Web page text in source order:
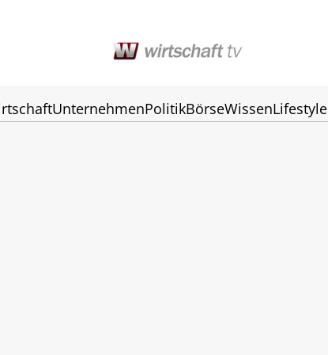
UnternehmenPolitikBörseWissenLifestyle